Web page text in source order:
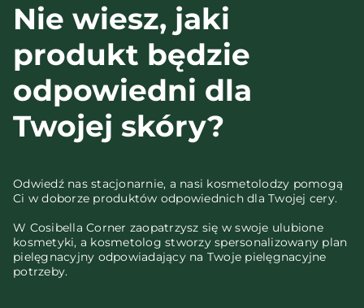
Nie wiesz, jaki
produkt będzie
odpowiedni dla
Twojej skóry?
Odwiedź nas stacjonarnie, a nasi kosmetolodzy pomogą
Ci w doborze produktów odpowiednich dla Twojej cery.
W Cosibella Corner zaopatrzysz się w swoje ulubione
kosmetyki, a kosmetolog stworzy spersonalizowany plan
pielęgnacyjny odpowiadający na Twoje pielęgnacyjne
potrzeby.